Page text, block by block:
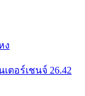
ง
ตอร์เชนจ์ 26.42